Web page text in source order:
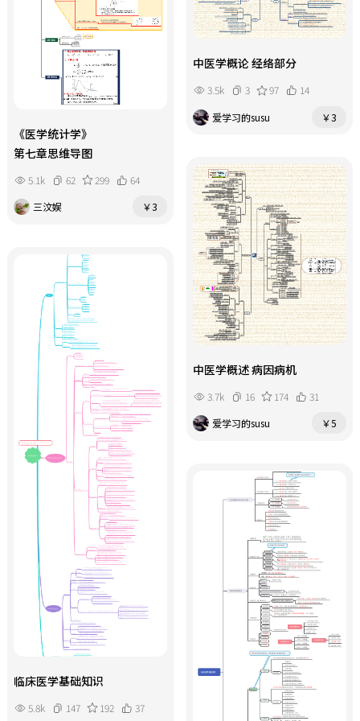
《医学统计学》
第七章思维导图
5.1k 62 299
64
三汶娱
￥3
中医学概论 经络部分
3.5k 3 97
14
爱学习的susu
￥3
中医学概述 病因病机
3.7k 16 174
31
爱学习的susu
￥5
临床医学基础知识
5.8k 147 192 37